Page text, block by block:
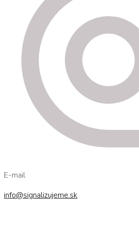
E-mail
info@signalizujeme.sk